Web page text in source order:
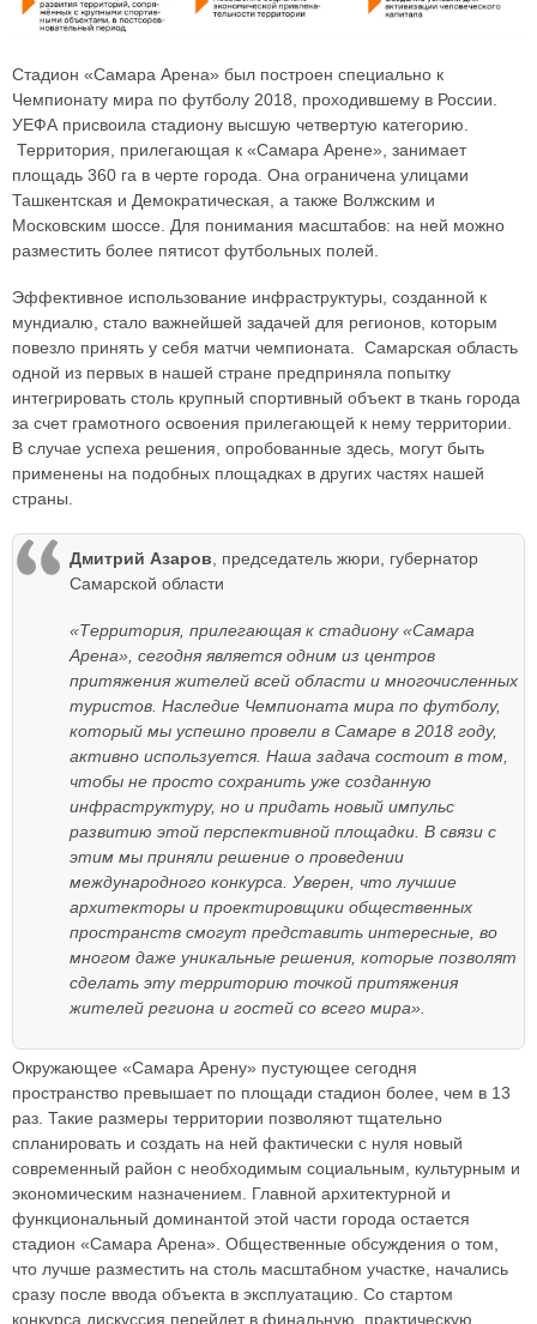
Стадион «Самара Арена» был построен специально к
Чемпионату мира по футболу 2018, проходившему в России.
УЕФА присвоила стадиону высшую четвертую категорию.
Территория, прилегающая к «Самара Арене», занимает
площадь 360 га в черте города. Она ограничена улицами
Ташкентская и Демократическая, а также Волжским и
Московским шоссе. Для понимания масштабов: на ней можно
разместить более пятисот футбольных полей.
Эффективное использование инфраструктуры, созданной к
мундиалю, стало важнейшей задачей для регионов, которым
повезло принять у себя матчи чемпионата. Самарская область
одной из первых в нашей стране предприняла попытку
интегрировать столь крупный спортивный объект в ткань города
за счет грамотного освоения прилегающей к нему территории.
В случае успеха решения, опробованные здесь, могут быть
применены на подобных площадках в других частях нашей
страны.
Дмитрий Азаров, председатель жюри, губернатор
Самарской области
«Территория, прилегающая к стадиону «Самара
Арена», сегодня является одним из центров
притяжения жителей всей области и многочисленных
туристов. Наследие Чемпионата мира по футболу,
который мы успешно провели в Самаре в 2018 году,
активно используется. Наша задача состоит в том,
чтобы не просто сохранить уже созданную
инфраструктуру, но и придать новый импульс
развитию этой перспективной площадки. В связи с
этим мы приняли решение о проведении
международного конкурса. Уверен, что лучшие
архитекторы и проектировщики общественных
пространств смогут представить интересные, во
многом даже уникальные решения, которые позволят
сделать эту территорию точкой притяжения
жителей региона и гостей со всего мира».
Окружающее «Самара Арену» пустующее сегодня
пространство превышает по площади стадион более, чем в 13
раз. Такие размеры территории позволяют тщательно
спланировать и создать на ней фактически с нуля новый
современный район с необходимым социальным, культурным и
экономическим назначением. Главной архитектурной и
функциональный доминантой этой части города остается
стадион «Самара Арена». Общественные обсуждения о том,
что лучше разместить на столь масштабном участке, начались
сразу после ввода объекта в эксплуатацию. Со стартом
конкурса дискуссия перейдет в финальную, практическую